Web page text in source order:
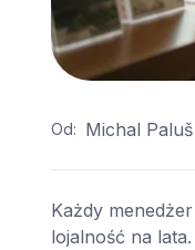
Od: Michal Paluš
Każdy
lojalność na